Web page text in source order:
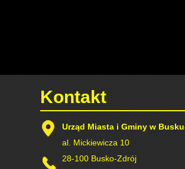
Kontakt
Urząd Miasta i Gminy w
al. Mickiewicza 10
28-100 Busko-Zdrój